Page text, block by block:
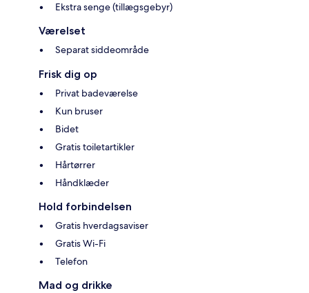
Ekstra senge (tillægsgebyr)
Værelset
Separat siddeområde
Frisk dig op
Privat badeværelse
Kun bruser
Bidet
Gratis toiletartikler
Hårtørrer
Håndklæder
Hold forbindelsen
Gratis hverdagsaviser
Gratis Wi-Fi
Telefon
Mad og drikke